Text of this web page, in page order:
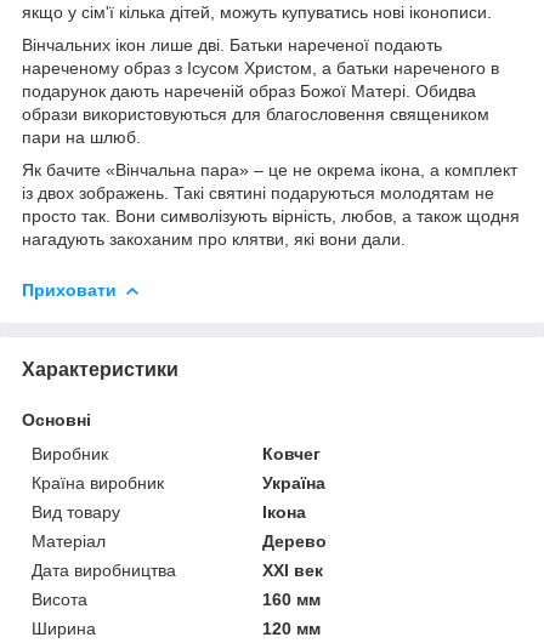
якщо у сім'ї кілька дітей, можуть купуватись нові іконописи.
Вінчальних ікон лише дві. Батьки нареченої подають
нареченому образ з Ісусом Христом, а батьки нареченого в
подарунок дають нареченій образ Божої Матері. Обидва
образи використовуються для благословення священиком
пари на шлюб.
Як бачите «Вінчальна пара» – це не окрема ікона, а комплект
із двох зображень. Такі святині подаруються молодятам не
просто так. Вони символізують вірність, любов, а також щодня
нагадують закоханим про клятви, які вони дали.
Приховати
Характеристики
Основні
Виробник
Ковчег
Країна виробник
Україна
Вид товару
Ікона
Матеріал
Дерево
Дата виробництва
XXI век
Висота
160 мм
Ширина
120 мм